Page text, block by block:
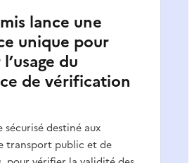
lance une
unique pour
du
de vérification
sécurisé destiné aux
transport public et de